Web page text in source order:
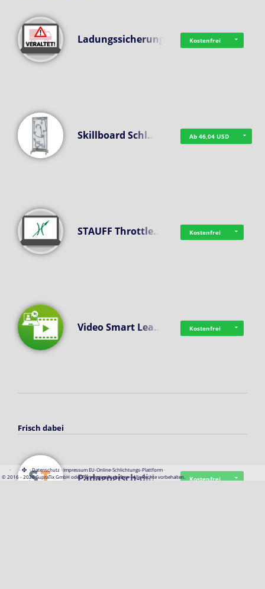
Ladungssicherung Kostenfrei
Skillboard Schl… Ab 46,04 USD
STAUFF Throttle… Kostenfrei
Video Smart Lea… Kostenfrei
Frisch dabei
Pädagogisch-did… Kostenfrei
· · ·Datenschutz·Impressum EU-Online-Schlichtungs-Plattform·
© 2016 - 2026 SupraTix GmbH oder Partnergesellschaften - Alle Rechte vorbehalten.